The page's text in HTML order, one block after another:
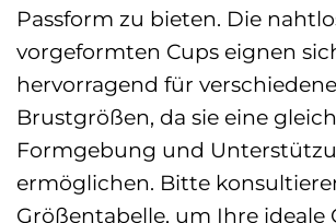
Passform zu bieten. Die
vorgeformten Cups eignen
hervorragend für verschiedene
Brustgrößen, da sie eine
Formgebung und
ermöglichen. Bitte
Größentabelle, um Ihre ideale